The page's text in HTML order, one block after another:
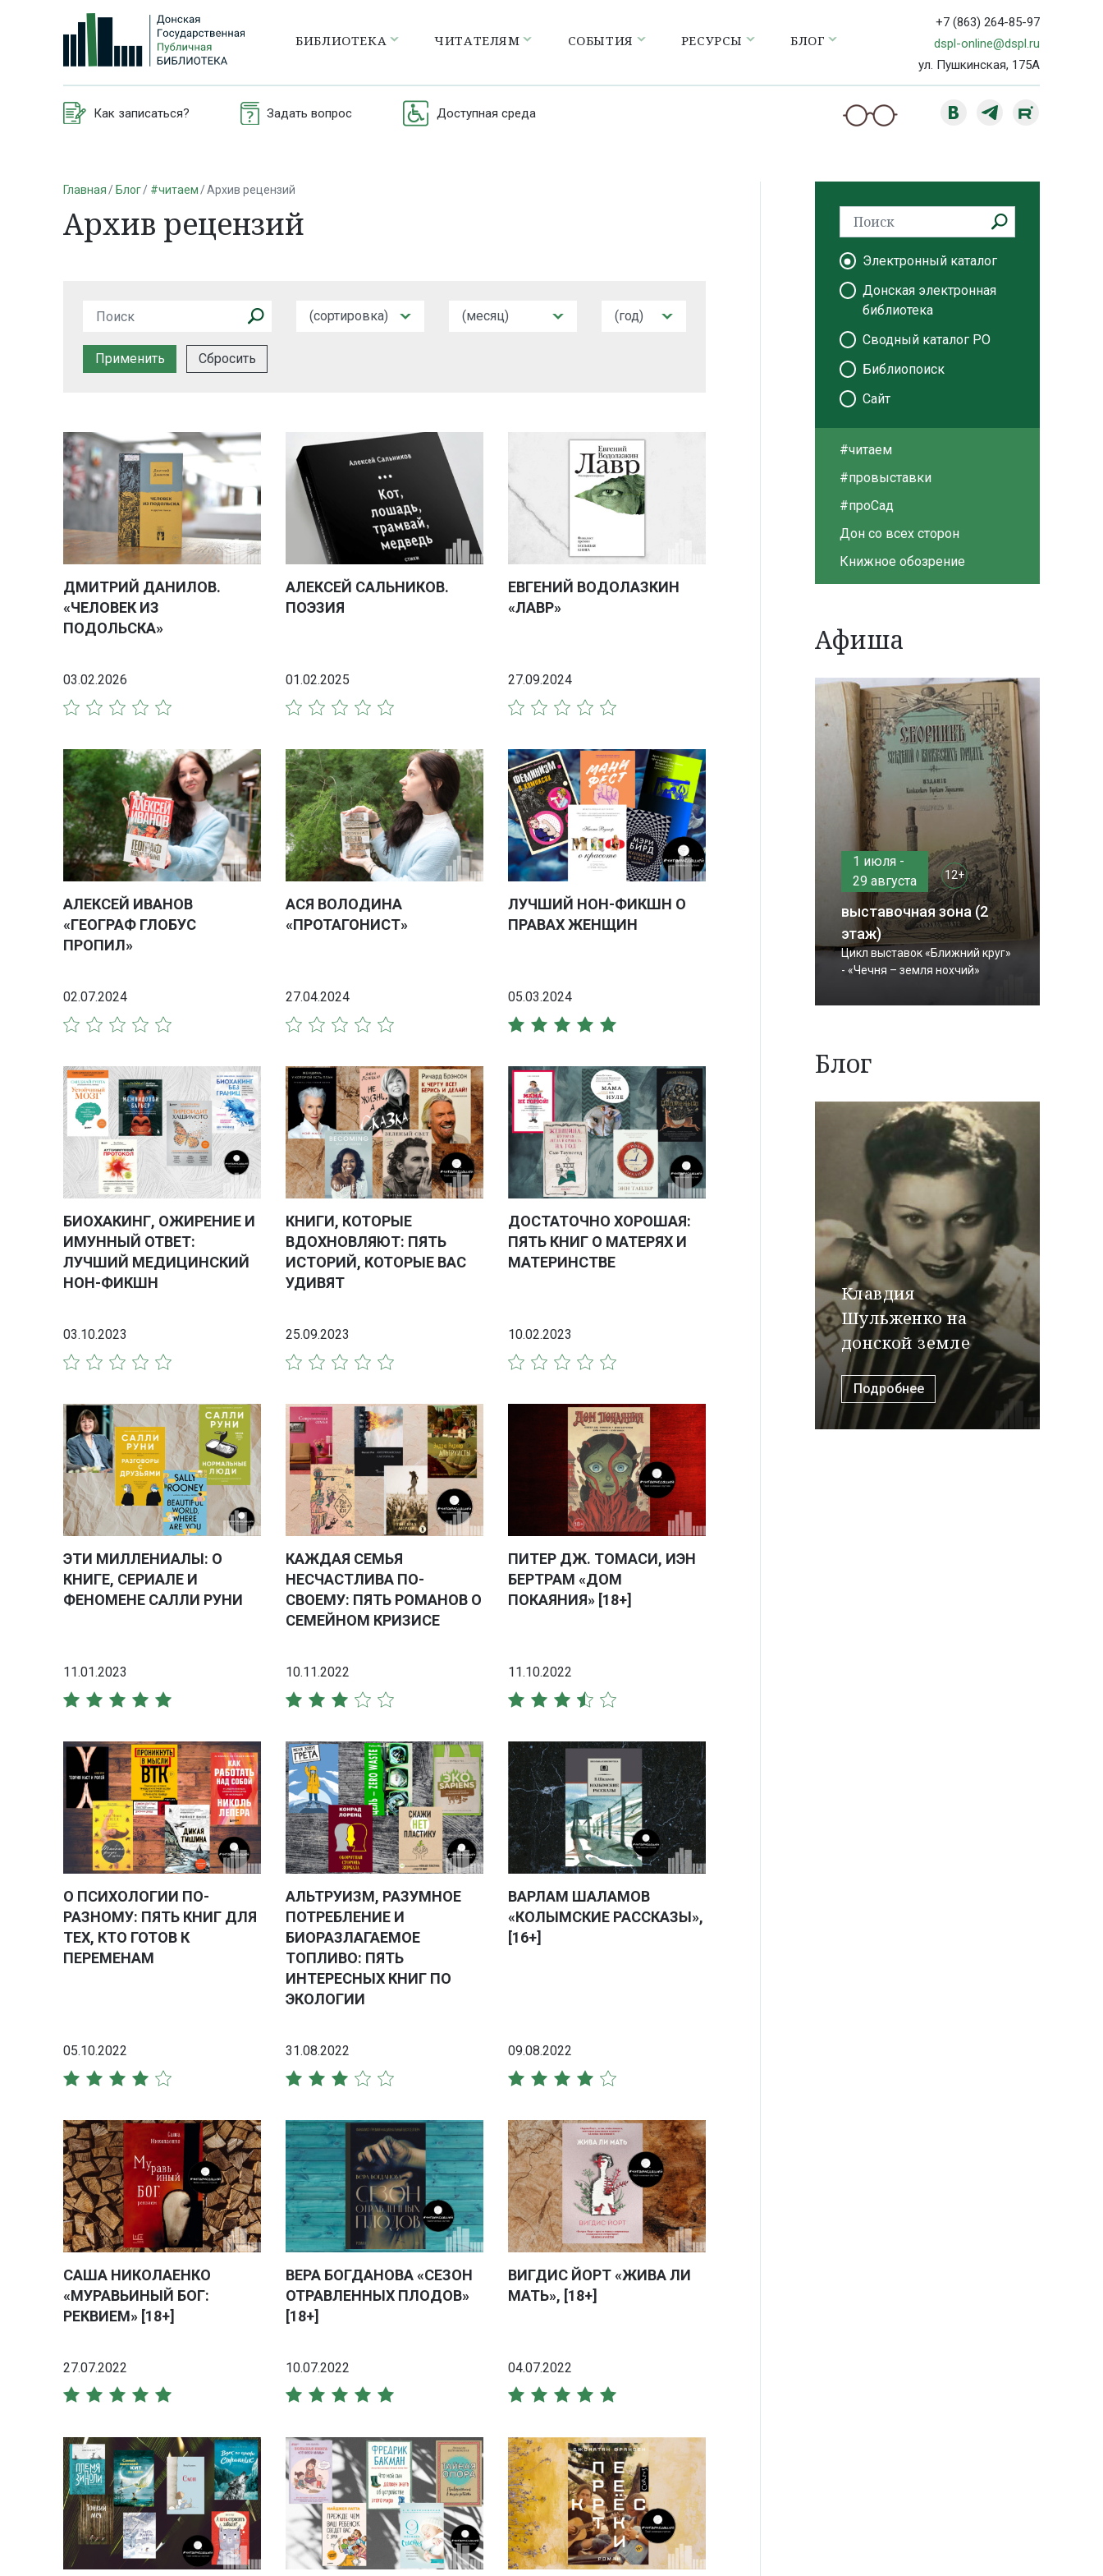
БИБЛИОТЕКА ЧИТАТЕЛЯМ СОБЫТИЯ РЕСУРСЫ БЛОГ
+7 (863) 264-85-97
dspl-online@dspl.ru
ул. Пушкинская, 175А
Как записаться? Задать вопрос Доступная среда
Главная Блог #читаем Архив рецензий
Архив рецензий
Сбросить
ДМИТРИЙ ДАНИЛОВ.
«ЧЕЛОВЕК ИЗ
ПОДОЛЬСКА»
03.02.2026
АЛЕКСЕЙ САЛЬНИКОВ.
ПОЭЗИЯ
01.02.2025
ЕВГЕНИЙ ВОДОЛАЗКИН
«ЛАВР»
27.09.2024
АЛЕКСЕЙ ИВАНОВ
«ГЕОГРАФ ГЛОБУС
ПРОПИЛ»
02.07.2024
АСЯ ВОЛОДИНА
«ПРОТАГОНИСТ»
27.04.2024
ЛУЧШИЙ НОН-ФИКШН О
ПРАВАХ ЖЕНЩИН
05.03.2024
БИОХАКИНГ, ОЖИРЕНИЕ И
ИМУННЫЙ ОТВЕТ:
ЛУЧШИЙ МЕДИЦИНСКИЙ
НОН-ФИКШН
03.10.2023
КНИГИ, КОТОРЫЕ
ВДОХНОВЛЯЮТ: ПЯТЬ
ИСТОРИЙ, КОТОРЫЕ ВАС
УДИВЯТ
25.09.2023
ДОСТАТОЧНО ХОРОШАЯ:
ПЯТЬ КНИГ О МАТЕРЯХ И
МАТЕРИНСТВЕ
10.02.2023
ЭТИ МИЛЛЕНИАЛЫ: О
КНИГЕ, СЕРИАЛЕ И
ФЕНОМЕНЕ САЛЛИ РУНИ
11.01.2023
КАЖДАЯ СЕМЬЯ
НЕСЧАСТЛИВА ПО-
СВОЕМУ: ПЯТЬ РОМАНОВ О
СЕМЕЙНОМ КРИЗИСЕ
10.11.2022
ПИТЕР ДЖ. ТОМАСИ, ИЭН
БЕРТРАМ «ДОМ
ПОКАЯНИЯ» [18+]
11.10.2022
О ПСИХОЛОГИИ ПО-
РАЗНОМУ: ПЯТЬ КНИГ ДЛЯ
ТЕХ, КТО ГОТОВ К
ПЕРЕМЕНАМ
05.10.2022
АЛЬТРУИЗМ, РАЗУМНОЕ
ПОТРЕБЛЕНИЕ И
БИОРАЗЛАГАЕМОЕ
ТОПЛИВО: ПЯТЬ
ИНТЕРЕСНЫХ КНИГ ПО
ЭКОЛОГИИ
31.08.2022
ВАРЛАМ ШАЛАМОВ
«КОЛЫМСКИЕ РАССКАЗЫ»,
[16+]
09.08.2022
САША НИКОЛАЕНКО
«МУРАВЬИНЫЙ БОГ:
РЕКВИЕМ» [18+]
27.07.2022
ВЕРА БОГДАНОВА «СЕЗОН
ОТРАВЛЕННЫХ ПЛОДОВ»
[18+]
10.07.2022
ВИГДИС ЙОРТ «ЖИВА ЛИ
МАТЬ», [18+]
04.07.2022
Электронный каталог
Донская электронная
библиотека
Сводный каталог РО
Библиопоиск
Сайт
#читаем
#провыставки
#проСад
Дон со всех сторон
Книжное обозрение
Афиша
1 июля -
29 августа
12+
выставочная зона (2
этаж)
Цикл выставок «Ближний круг»
- «Чечня – земля нохчий»
Блог
Клавдия
Шульженко на
донской земле
Подробнее